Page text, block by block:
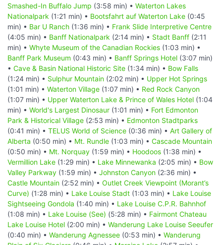
Smashed-In Buffalo Jump (3:58 min) • Waterton Lakes
Nationalpark (1:21 min) • Bootsfahrt auf Waterton Lake (0:45
min) • Bar U Ranch (1:36 min) • Frank Slide Interpretive Centre
(4:05 min) • Banff Nationalpark (2:14 min) • Stadt Banff (2:11
min) • Whyte Museum of the Canadian Rockies (1:03 min) •
Banff Park Museum (0:43 min) • Banff Springs Hotel (3:07 min)
• Cave & Basin National Historic Site (1:34 min) • Bow Falls
(1:24 min) • Sulphur Mountain (2:02 min) • Upper Hot Springs
(1:01 min) • Waterton Village (1:07 min) • Red Rock Canyon
(1:07 min) • Upper Waterton Lake & Prince of Wales Hotel (1:04
min) • World's Largest Dinosaur (1:01 min) • Fort Edmonton
Park & Historical Village (2:53 min) • Edmonton Stadtparks
(0:41 min) • TELUS World of Science (0:36 min) • Art Gallery of
Alberta (0:50 min) • Mt. Rundle (1:03 min) • Cascade Mountain
(0:50 min) • Mt. Norquay (1:59 min) • Hoodoos (1:38 min) •
Vermillion Lake (1:29 min) • Lake Minnewanka (2:05 min) • Bow
Valley Parkway (1:59 min) • Johnston Canyon (2:36 min) •
Castle Mountain (2:52 min) • Outlet Creek Viewpoint (Morant’s
Curve) (1:28 min) • Lake Louise Stadt (1:03 min) • Lake Louise
Sightseeing Gondola (1:40 min) • Lake Louise C.P.R. Bahnhof
(1:08 min) • Lake Louise (See) (5:28 min) • Fairmont Chateau
Lake Louise Hotel (2:00 min) • Wanderung Lake Louise Seeufer
(0:40 min) • Wanderung Agnessee (0:53 min) • Wanderung